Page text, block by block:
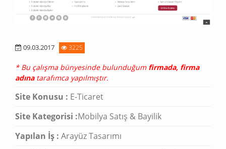
09.03.2017 3225
* Bu çalışma bünyesinde bulunduğum firmada, firma
adınatarafımca yapılmıştır.
Site Konusu : E-Ticaret
Site Kategorisi :Mobilya Satış & Bayilik
Yapılan İş : Arayüz Tasarımı